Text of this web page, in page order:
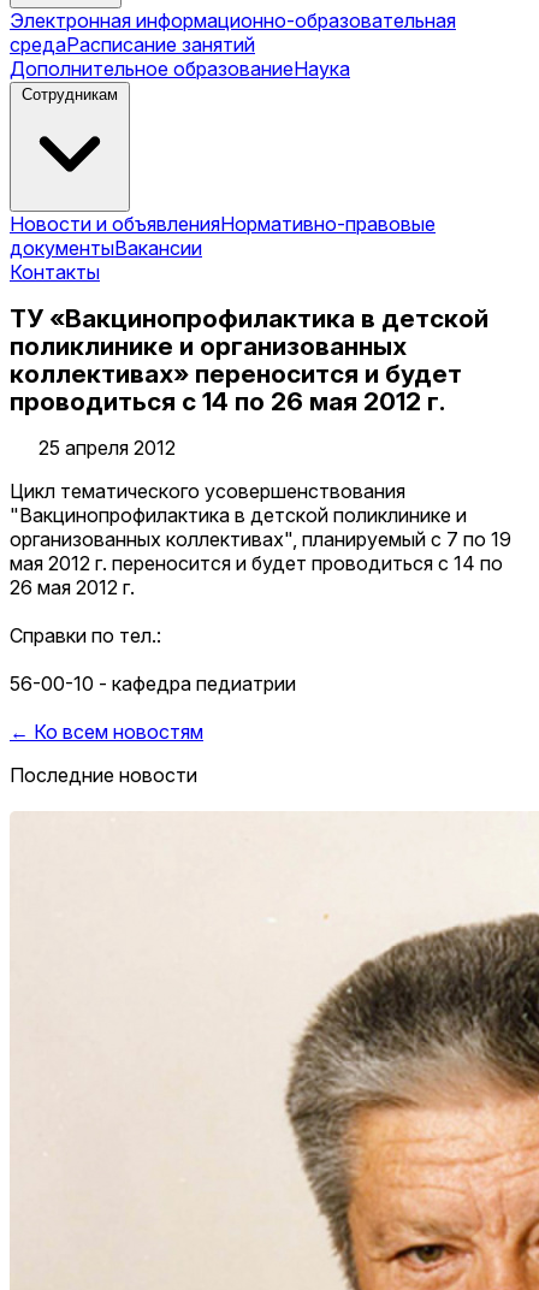
Электронная информационно-образовательная
средаРасписание занятий
Дополнительное образованиеНаука
Сотрудникам
Новости и объявленияНормативно-правовые
документыВакансии
Контакты
ТУ «Вакцинопрофилактика в детской
поликлинике и организованных
коллективах» переносится и будет
проводиться с 14 по 26 мая 2012 г.
25 апреля 2012
Цикл тематического усовершенствования
"Вакцинопрофилактика в детской поликлинике и
организованных коллективах", планируемый с 7 по 19
мая 2012 г. переносится и будет проводиться с 14 по
26 мая 2012 г.
Справки по тел.:
56-00-10 - кафедра педиатрии
← Ко всем новостям
Последние новости